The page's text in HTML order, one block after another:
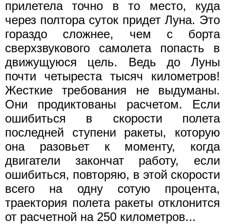
прилетела точно в то место, куда
через полтора суток придет Луна. Это
гораздо сложнее, чем с борта
сверхзвукового самолета попасть в
движущуюся цель. Ведь до Луны
почти четыреста тысяч километров!
Жесткие требования не выдуманы.
Они продиктованы расчетом. Если
ошибиться в скорости полета
последней ступени ракеты, которую
она разовьет к моменту, когда
двигатели закончат работу, если
ошибиться, повторяю, в этой скорости
всего на одну сотую процента,
траектория полета ракеты отклонится
от расчетной на 250 километров...